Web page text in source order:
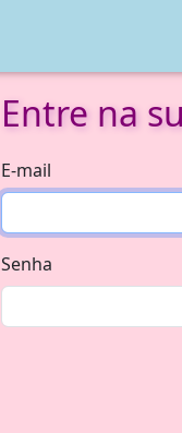
Entre na
E-mail
Senha